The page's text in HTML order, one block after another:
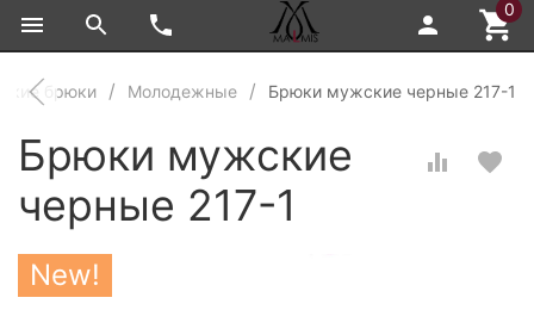
0
брюки Молодежные Брюки мужские черные 217-1
Брюки мужские
черные 217-1
New!